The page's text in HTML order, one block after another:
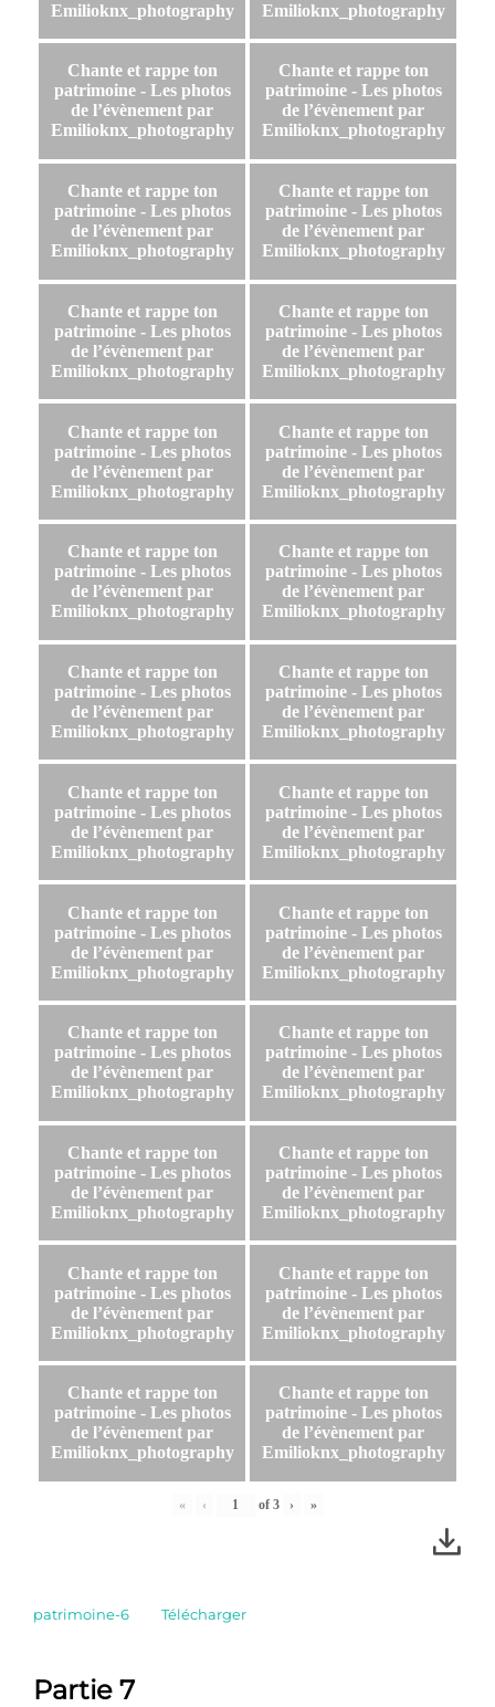
Emilioknx_photography Emilioknx_photography
Chante et rappe ton
patrimoine - Les photos
de l’évènement par
Emilioknx_photography
Chante et rappe ton
patrimoine - Les photos
de l’évènement par
Emilioknx_photography
Chante et rappe ton
patrimoine - Les photos
de l’évènement par
Emilioknx_photography
Chante et rappe ton
patrimoine - Les photos
de l’évènement par
Emilioknx_photography
Chante et rappe ton
patrimoine - Les photos
de l’évènement par
Emilioknx_photography
Chante et rappe ton
patrimoine - Les photos
de l’évènement par
Emilioknx_photography
Chante et rappe ton
patrimoine - Les photos
de l’évènement par
Emilioknx_photography
Chante et rappe ton
patrimoine - Les photos
de l’évènement par
Emilioknx_photography
Chante et rappe ton
patrimoine - Les photos
de l’évènement par
Emilioknx_photography
Chante et rappe ton
patrimoine - Les photos
de l’évènement par
Emilioknx_photography
Chante et rappe ton
patrimoine - Les photos
de l’évènement par
Emilioknx_photography
Chante et rappe ton
patrimoine - Les photos
de l’évènement par
Emilioknx_photography
Chante et rappe ton
patrimoine - Les photos
de l’évènement par
Emilioknx_photography
Chante et rappe ton
patrimoine - Les photos
de l’évènement par
Emilioknx_photography
Chante et rappe ton
patrimoine - Les photos
de l’évènement par
Emilioknx_photography
Chante et rappe ton
patrimoine - Les photos
de l’évènement par
Emilioknx_photography
Chante et rappe ton
patrimoine - Les photos
de l’évènement par
Emilioknx_photography
Chante et rappe ton
patrimoine - Les photos
de l’évènement par
Emilioknx_photography
Chante et rappe ton
patrimoine - Les photos
de l’évènement par
Emilioknx_photography
Chante et rappe ton
patrimoine - Les photos
de l’évènement par
Emilioknx_photography
Chante et rappe ton
patrimoine - Les photos
de l’évènement par
Emilioknx_photography
Chante et rappe ton
patrimoine - Les photos
de l’évènement par
Emilioknx_photography
Chante et rappe ton
patrimoine - Les photos
de l’évènement par
Emilioknx_photography
Chante et rappe ton
patrimoine - Les photos
de l’évènement par
Emilioknx_photography
« ‹ of 3 › »
patrimoine-6 Télécharger
Partie 7